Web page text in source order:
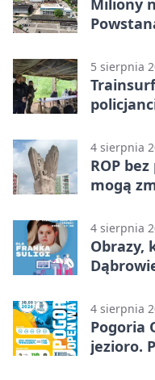
5 sierpnia
4 sierpnia
ROP
mogą
4 sierpnia
Obrazy,
4 sierpnia
Pogoria
jezioro.